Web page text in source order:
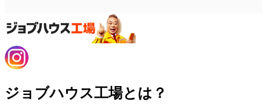
ジョブハウス工場とは？